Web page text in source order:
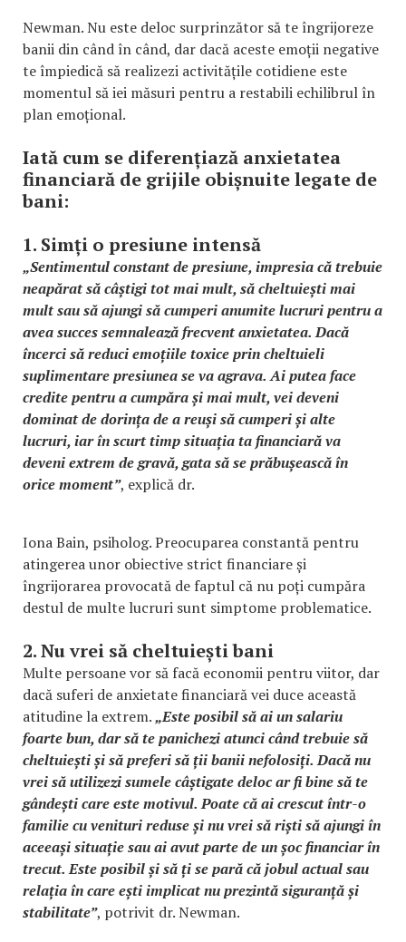
Newman. Nu este deloc surprinzător să te îngrijoreze
banii din când în când, dar dacă aceste emoții negative
te împiedică să realizezi activitățile cotidiene este
momentul să iei măsuri pentru a restabili echilibrul în
plan emoțional.
Iată cum se diferențiază anxietatea
financiară de grijile obișnuite legate de
bani:
1. Simți o presiune intensă
„Sentimentul constant de presiune, impresia că trebuie
neapărat să câștigi tot mai mult, să cheltuiești mai
mult sau să ajungi să cumperi anumite lucruri pentru a
avea succes semnalează frecvent anxietatea. Dacă
încerci să reduci emoțiile toxice prin cheltuieli
suplimentare presiunea se va agrava. Ai putea face
credite pentru a cumpăra și mai mult, vei deveni
dominat de dorința de a reuși să cumperi și alte
lucruri, iar în scurt timp situația ta financiară va
deveni extrem de gravă, gata să se prăbușească în
orice moment”, explică dr.
Iona Bain, psiholog. Preocuparea constantă pentru
atingerea unor obiective strict financiare și
îngrijorarea provocată de faptul că nu poți cumpăra
destul de multe lucruri sunt simptome problematice.
2. Nu vrei să cheltuiești bani
Multe persoane vor să facă economii pentru viitor, dar
dacă suferi de anxietate financiară vei duce această
atitudine la extrem.„Este posibil să ai un salariu
foarte bun, dar să te panichezi atunci când trebuie să
cheltuiești și să preferi să ții banii nefolosiți. Dacă nu
vrei să utilizezi sumele câștigate deloc ar fi bine să te
gândești care este motivul. Poate că ai crescut într-o
familie cu venituri reduse și nu vrei să riști să ajungi în
aceeași situație sau ai avut parte de un șoc financiar în
trecut. Este posibil și să ți se pară că jobul actual sau
relația în care ești implicat nu prezintă siguranță și
stabilitate”, potrivit dr. Newman.